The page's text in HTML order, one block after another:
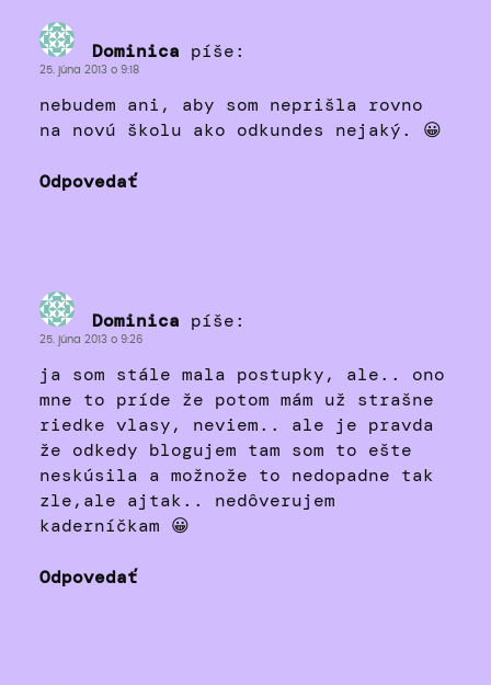
Dominica píše:
25. júna 2013 o 9:18
nebudem ani, aby som neprišla rovno
na novú školu ako odkundes nejaký. 😀
Odpovedať
Dominica píše:
25. júna 2013 o 9:26
ja som stále mala postupky, ale.. ono
mne to príde že potom mám už strašne
riedke vlasy, neviem.. ale je pravda
že odkedy blogujem tam som to ešte
neskúsila a možnože to nedopadne tak
zle,ale ajtak.. nedôverujem
kaderníčkam 😀
Odpovedať